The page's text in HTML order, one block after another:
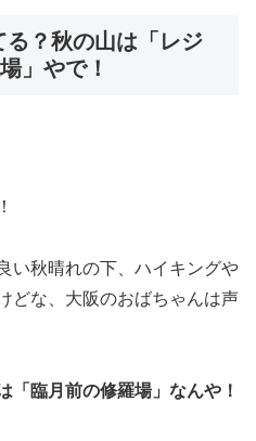
？秋の山は「レジ
」やで！
い秋晴れの下、ハイキングや
どな、大阪のおばちゃんは声
「臨月前の修羅場」なんや！